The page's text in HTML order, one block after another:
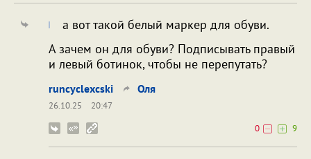
а вот такой белый маркер для обуви.
А зачем он для обуви? Подписывать правый
и левый ботинок, чтобы не перепутать?
runcyclexcski Оля
26.10.25
20:47
0
9